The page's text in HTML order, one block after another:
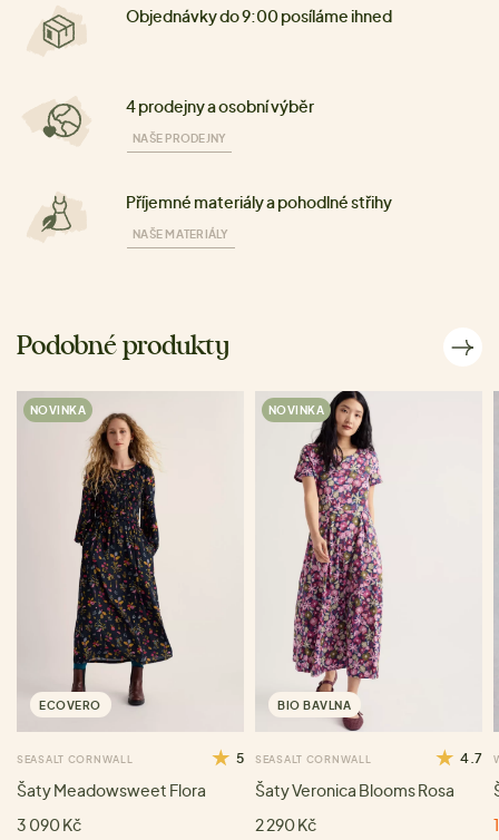
Objednávky do 9:00 posíláme ihned
4 prodejny a osobní výběr
NAŠE PRODEJNY
Příjemné materiály a pohodlné střihy
NAŠE MATERIÁLY
Podobné produkty
NOVINKA
ECOVERO
SEASALT CORNWALL 5
Šaty Meadowsweet Flora
3 090 Kč
NOVINKA
BIO BAVLNA
SEASALT CORNWALL 4.7
Šaty Veronica Blooms Rosa
2 290 Kč